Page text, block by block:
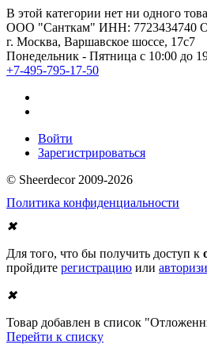
В этой категории нет ни одного
ООО "Санткам" ИНН: 7723434740
г. Москва, Варшавское шоссе, 17с7
Понедельник - Пятница с 10:00 до
+7-495-795-17-50
Войти
Зарегистрироваться
© Sheerdecor 2009-2026
Политика конфиденциальности
✖
Для того, что бы получить доступ к
пройдите регистрацию или
✖
Товар добавлен в список
Перейти к списку